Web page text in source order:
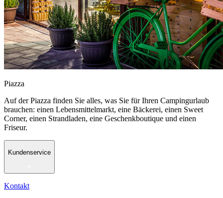
Piazza
Auf der Piazza finden Sie alles, was Sie für Ihren Campingurlaub
brauchen: einen Lebensmittelmarkt, eine Bäckerei, einen Sweet
Corner, einen Strandladen, eine Geschenkboutique und einen
Friseur.
Kundenservice
Kontakt